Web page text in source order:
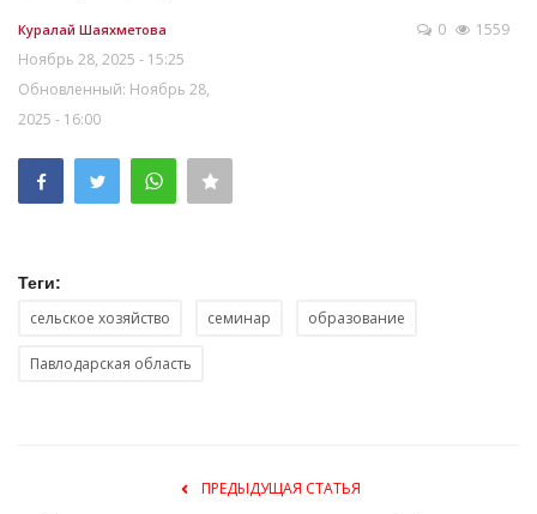
Куралай Шаяхметова
Ноябрь 28, 2025 - 15:25
Обновленный: Ноябрь 28,
2025 - 16:00
0 1559
Теги:
сельское хозяйство семинар образование
Павлодарская область
ПРЕДЫДУЩАЯ СТАТЬЯ